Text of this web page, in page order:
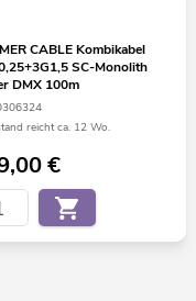
CABLE Kombikabel
SC-Monolith
DMX 100m
reicht ca. 12 Wo.
€